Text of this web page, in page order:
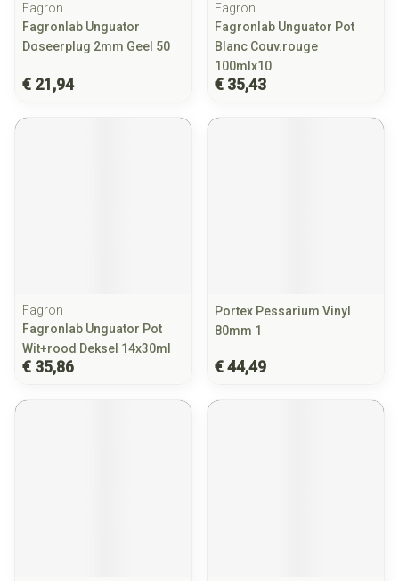
Fagron
Fagronlab Unguator
Doseerplug 2mm Geel 50
€ 21,94
Fagron
Fagronlab Unguator Pot
Blanc Couv.rouge
100mlx10
€ 35,43
Fagron
Fagronlab Unguator Pot
Wit+rood Deksel 14x30ml
€ 35,86
Portex Pessarium Vinyl
80mm 1
€ 44,49